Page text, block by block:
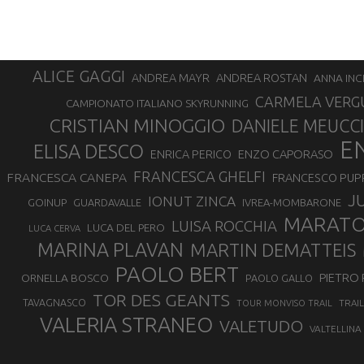
ALICE GAGGI ANDREA MAYR ANDREA ROSTAN ANNA
CAMPIONATO ITALIANO SKYRUNNING CARMELA
CRISTIAN MINOGGIO DANIELE MEUCCI
ELISA DESCO ENRICA PERICO ENZO CAPORASO
FRANCESCA CANEPA FRANCESCA GHELFI FRANCESCO
GOINUP GUARDAVALLE IONUT ZINCA IVREA-MOMBARONE
LUCA CERVA LUCA DEL PERO LUISA ROCCHIA
MARINA PLAVAN MARTIN DEMATTEIS
ORNELLA BOSCO PAOLO BERT PAOLO GALLO PIETRO
TAVAGNASCO TOR DES GEANTS TOUR MONVISO TRAIL
VALERIA STRANEO VALETUDO VALTELLINA